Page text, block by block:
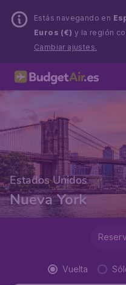
Estás navegando en
Euros (€) y la región
Cambiar ajustes.
Estados Unidos
Nueva York
Vuelta